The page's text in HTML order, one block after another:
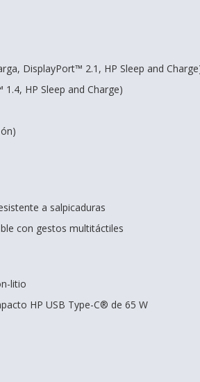
DisplayPort™ 2.1, HP Sleep and
HP Sleep and Charge)
a salpicaduras
con gestos multitáctiles
litio
HP USB Type-C® de 65 W